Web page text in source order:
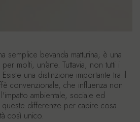
semplice bevanda mattutina; è una
molti, un'arte. Tuttavia, non tutti i
una distinzione importante tra il
convenzionale, che influenza non
ambientale, sociale ed
differenze per capire cosa
così unico.